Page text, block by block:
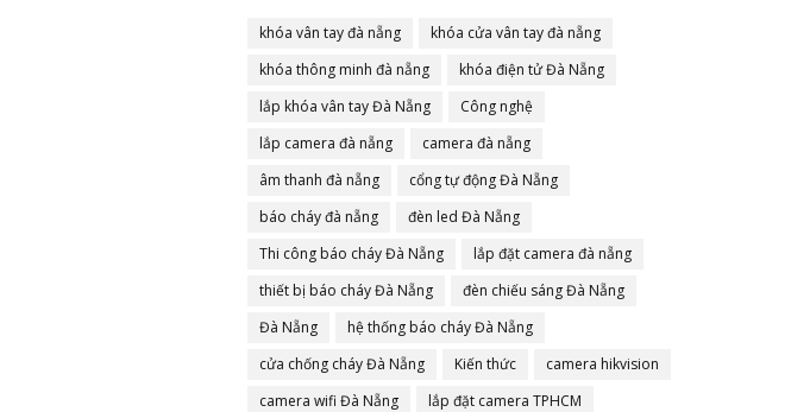
khóa vân tay đà nẵng
khóa cửa vân tay đà nẵng
khóa thông minh đà nẵng
khóa điện tử Đà Nẵng
lắp khóa vân tay Đà Nẵng
Công nghệ
lắp camera đà nẵng
camera đà nẵng
âm thanh đà nẵng
cổng tự động Đà Nẵng
báo cháy đà nẵng
đèn led Đà Nẵng
Thi công báo cháy Đà Nẵng
lắp đặt camera đà nẵng
thiết bị báo cháy Đà Nẵng
đèn chiếu sáng Đà Nẵng
Đà Nẵng
hệ thống báo cháy Đà Nẵng
cửa chống cháy Đà Nẵng
Kiến thức
camera hikvision
camera wifi Đà Nẵng
lắp đặt camera TPHCM